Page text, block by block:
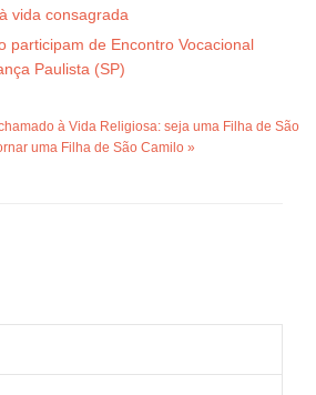
vida consagrada
participam de Encontro Vocacional
Paulista (SP)
à Vida Religiosa: seja uma Filha de São
uma Filha de São Camilo »